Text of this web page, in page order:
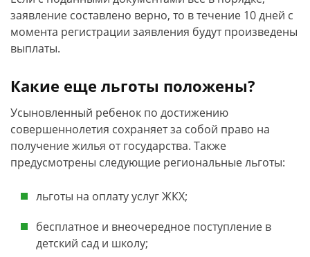
заявление составлено верно, то в течение 10 дней с
момента регистрации заявления будут произведены
выплаты.
Какие еще льготы положены?
Усыновленный ребенок по достижению
совершеннолетия сохраняет за собой право на
получение жилья от государства. Также
предусмотрены следующие региональные льготы:
льготы на оплату услуг ЖКХ;
бесплатное и внеочередное поступление в
детский сад и школу;